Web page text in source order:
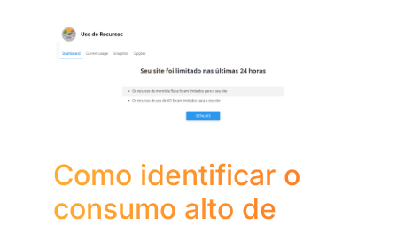
Como identificar o
consumo alto de